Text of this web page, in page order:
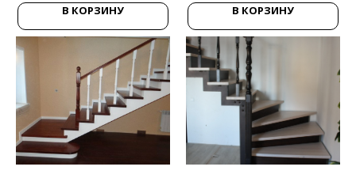
В КОРЗИНУ В КОРЗИНУ